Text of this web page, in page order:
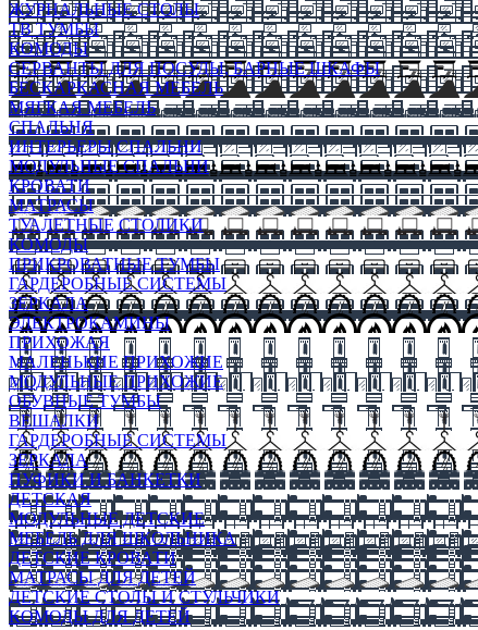
ЖУРНАЛЬНЫЕ СТОЛЫ
ТВ ТУМБЫ
КОМОДЫ
СЕРВАНТЫ ДЛЯ ПОСУДЫ, БАРНЫЕ ШКАФЫ
БЕСКАРКАСНАЯ МЕБЕЛЬ
МЯГКАЯ МЕБЕЛЬ
СПАЛЬНЯ
ИНТЕРЬЕРЫ СПАЛЬНИ
МОДУЛЬНЫЕ СПАЛЬНИ
КРОВАТИ
МАТРАСЫ
ТУАЛЕТНЫЕ СТОЛИКИ
КОМОДЫ
ПРИКРОВАТНЫЕ ТУМБЫ
ГАРДЕРОБНЫЕ СИСТЕМЫ
ЗЕРКАЛА
ЭЛЕКТРОКАМИНЫ
ПРИХОЖАЯ
МАЛЕНЬКИЕ ПРИХОЖИЕ
МОДУЛЬНЫЕ ПРИХОЖИЕ
ОБУВНЫЕ ТУМБЫ
ВЕШАЛКИ
ГАРДЕРОБНЫЕ СИСТЕМЫ
ЗЕРКАЛА
ПУФИКИ И БАНКЕТКИ
ДЕТСКАЯ
МОДУЛЬНЫЕ ДЕТСКИЕ
МЕБЕЛЬ ДЛЯ ШКОЛЬНИКА
ДЕТСКИЕ КРОВАТИ
МАТРАСЫ ДЛЯ ДЕТЕЙ
ДЕТСКИЕ СТОЛЫ И СТУЛЬЧИКИ
КОМОДЫ ДЛЯ ДЕТЕЙ